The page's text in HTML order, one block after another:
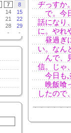
7
8
14
15
21
22
28
29
- -
ヂっすか
で。今
話になり
に。やれ
昼過ぎ
い。なん
んで、
信。じゃ
今日も
晩飯喰
したので